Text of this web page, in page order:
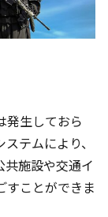
発生しておら
テムにより、
施設や交通イ
すことができま